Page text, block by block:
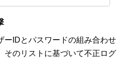
ーIDとパスワードの組み合わせ
そのリストに基づいて不正ログ